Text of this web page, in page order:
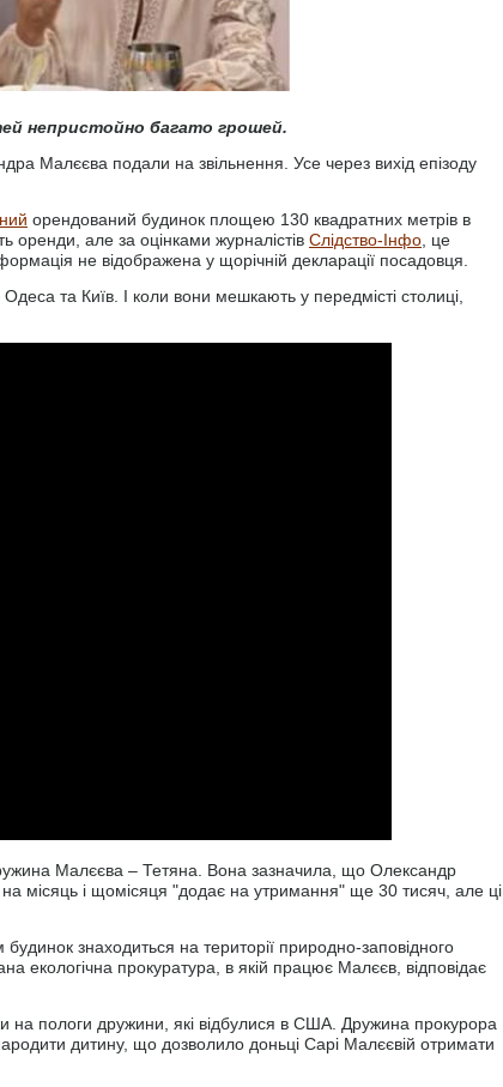
непристойно багато грошей.
Малєєва подали на звільнення. Усе через вихід епізоду
орендований будинок площею 130 квадратних метрів в
оренди, але за оцінками журналістів Слідство-Інфо , це
не відображена у щорічній декларації посадовця.
та Київ. І коли вони мешкають у передмісті столиці,
Малєєва – Тетяна. Вона зазначила, що Олександр
місяць і щомісяця "додає на утримання" ще 30 тисяч, але ці
знаходиться на території природно-заповідного
екологічна прокуратура, в якій працює Малєєв, відповідає
на пологи дружини, які відбулися в США. Дружина прокурора
дитину, що дозволило доньці Сарі Малєєвій отримати